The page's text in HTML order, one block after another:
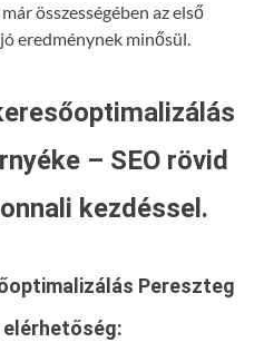
összességében az első
eredménynek minősül.
– SEO rövid
kezdéssel.
Pereszteg